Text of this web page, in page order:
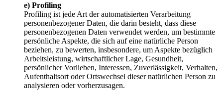
e) Profiling
Profiling ist jede Art der automatisierten Verarbeitung
personenbezogener Daten, die darin besteht, dass diese
personenbezogenen Daten verwendet werden, um bestimmte
persönliche Aspekte, die sich auf eine natürliche Person
beziehen, zu bewerten, insbesondere, um Aspekte bezüglich
Arbeitsleistung, wirtschaftlicher Lage, Gesundheit,
persönlicher Vorlieben, Interessen, Zuverlässigkeit, Verhalten,
Aufenthaltsort oder Ortswechsel dieser natürlichen Person zu
analysieren oder vorherzusagen.